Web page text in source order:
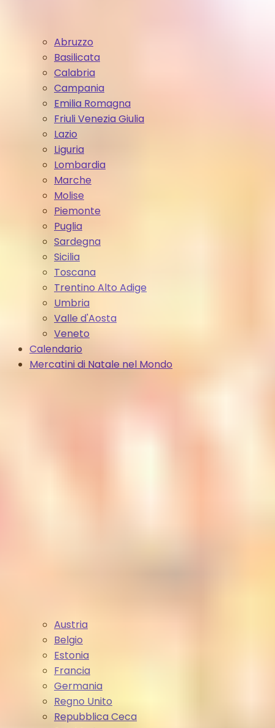
Abruzzo
Basilicata
Calabria
Campania
Emilia Romagna
Friuli Venezia Giulia
Lazio
Liguria
Lombardia
Marche
Molise
Piemonte
Puglia
Sardegna
Sicilia
Toscana
Trentino Alto Adige
Umbria
Valle d'Aosta
Veneto
Calendario
Mercatini di Natale nel Mondo
Austria
Belgio
Estonia
Francia
Germania
Regno Unito
Repubblica Ceca